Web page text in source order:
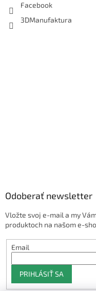
Facebook
3DManufaktura
Odoberať newsletter
Vložte svoj e-mail a my
produktoch na našom e-
Email
PRIHLÁSIŤ SA